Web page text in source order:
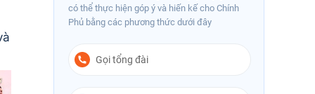
có thể thực hiện góp ý và hiến kế cho Chính
Phủ bằng các phương thức dưới đây
Gọi tổng đài